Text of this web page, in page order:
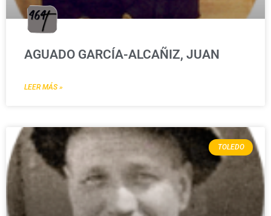
AGUADO GARCÍA-ALCAÑIZ, JUAN
LEER MÁS »
TOLEDO